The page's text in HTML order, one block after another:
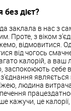
дієт?
заклала в нас з
Проте, з віком
відмовитися.
від чогось
калорій, а ваш
заспокоюють
з'єднання
людина
кажучи, це